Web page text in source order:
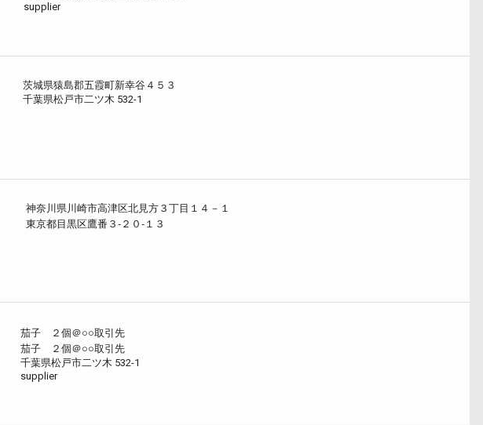
supplier
茨城県猿島郡五霞町新幸谷４５３
千葉県松戸市二ツ木 532-1
神奈川県川崎市高津区北見方３丁目１４－１
東京都目黒区鷹番３‐２０‐１３
茄子 ２個＠○○取引先
茄子 ２個＠○○取引先
千葉県松戸市二ツ木 532-1
supplier